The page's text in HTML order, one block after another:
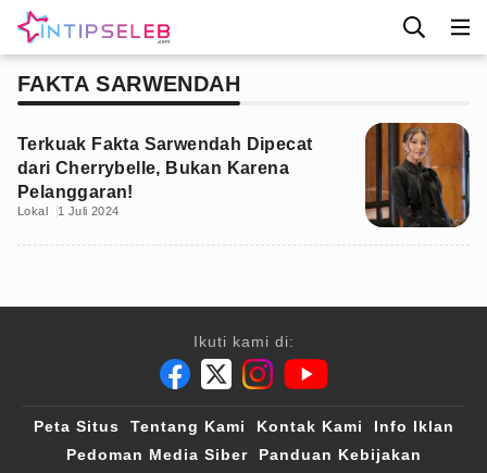
FAKTA SARWENDAH
Terkuak Fakta Sarwendah Dipecat
dari Cherrybelle, Bukan Karena
Pelanggaran!
Lokal 1 Juli 2024
Ikuti kami di:
Peta Situs Tentang Kami Kontak Kami
Info Iklan
Pedoman Media Siber
Panduan Kebijakan